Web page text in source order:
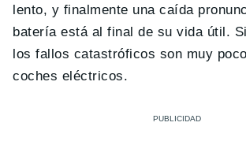
lento, y finalmente una caída
batería está al final de su vida útil.
los fallos catastróficos son muy
coches eléctricos.